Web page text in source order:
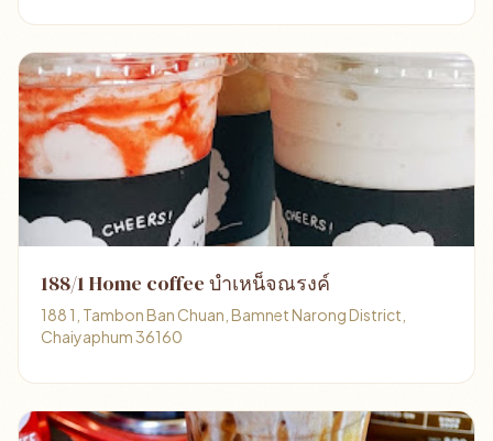
188/1 Home coffee บำเหน็จณรงค์
188 1, Tambon Ban Chuan, Bamnet Narong District,
Chaiyaphum 36160